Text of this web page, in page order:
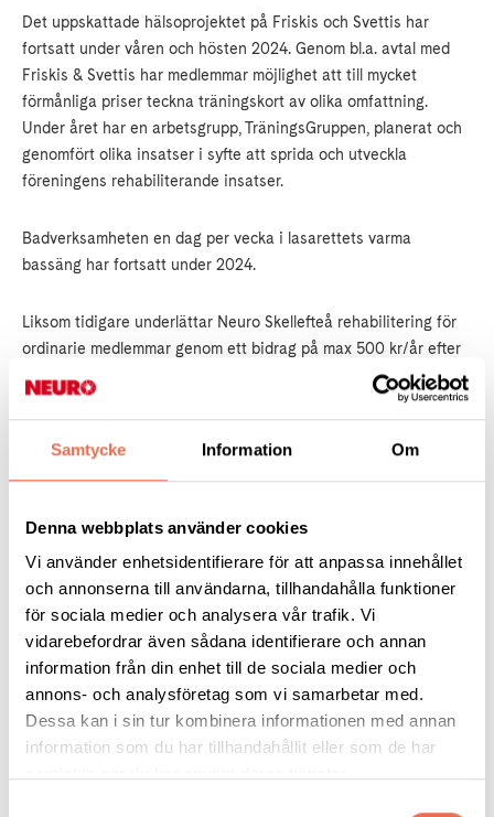
Samtycke Information Om
Denna webbplats använder cookies
Vi använder enhetsidentifierare för att anpassa innehållet
och annonserna till användarna, tillhandahålla funktioner
för sociala medier och analysera vår trafik. Vi
vidarebefordrar även sådana identifierare och annan
information från din enhet till de sociala medier och
annons- och analysföretag som vi samarbetar med.
Dessa kan i sin tur kombinera informationen med annan
information som du har tillhandahållit eller som de har
Det uppskattade hälsoprojektet på Friskis och Svettis har
fortsatt under våren och hösten 2024. Genom bl.a. avtal med
Friskis & Svettis har medlemmar möjlighet att till mycket
förmånliga priser teckna träningskort av olika omfattning.
Under året har en arbetsgrupp, TräningsGruppen, planerat och
genomfört olika insatser i syfte att sprida och utveckla
föreningens rehabiliterande insatser.
Badverksamheten en dag per vecka i lasarettets varma
bassäng har fortsatt under 2024.
Liksom tidigare underlättar Neuro Skellefteå rehabilitering för
ordinarie medlemmar genom ett bidrag på max 500 kr/år efter
ansökan
Parkinsonföreningen, Hjärnkraft och FFiS
(FunktionshindersFöreningar i Samverkan) - genomfört träffar
Skellefteå kommun i syfte att utveckla det lokala
rehabiliteringsarbetet i kommunen samt träff med politiker.
För att underlätta medlemmars och anhörigas medverkan i olika
aktiviteter skickas ett skriftligt aktivitetsprogram ut två ggr per
år till alla medlemmar. Aktuell information publiceras också
löpande på föreningens hemsida, neuro.se/skelleftea och
facebook, www.facebook.com/neuroskelleftea.
Neuro Skellefteå har även deltagit i konferenser på lokal,
regional och nationell nivå samt medverkat i RÅFF (Rådet för